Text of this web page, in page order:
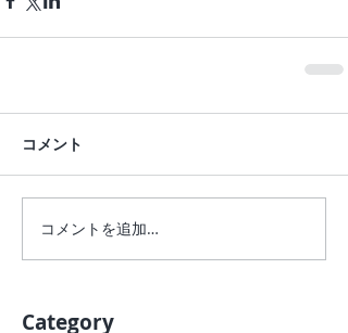
コメント
コメントを追加…
Category